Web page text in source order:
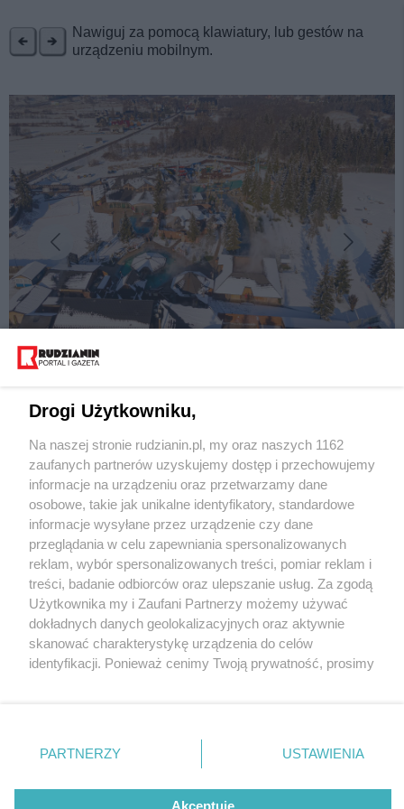
Nawiguj za pomocą klawiatury, lub gestów na
urządzeniu mobilnym.
4 / 5
Gorący Potok
Wydawca mediów
Nie zapomnij
zapoznać się z:
polityką prywatności regulamin korzystania z portali
Twojemiasto
Piekary Śląskie
Chorzów
Tarnowskie Góry
Gliwice
Skontakuj sięz nami
Kontakt
Wydawca
Redakcja
Drogi Użytkowniku,
Na naszej stronie rudzianin.pl, my oraz naszych 1162
zaufanych partnerów uzyskujemy dostęp i przechowujemy
informacje na urządzeniu oraz przetwarzamy dane
osobowe, takie jak unikalne identyfikatory, standardowe
informacje wysyłane przez urządzenie czy dane
przeglądania w celu zapewniania spersonalizowanych
reklam, wybór spersonalizowanych treści, pomiar reklam i
treści, badanie odbiorców oraz ulepszanie usług. Za zgodą
Użytkownika my i Zaufani Partnerzy możemy używać
dokładnych danych geolokalizacyjnych oraz aktywnie
skanować charakterystykę urządzenia do celów
identyfikacji. Ponieważ cenimy Twoją prywatność, prosimy
prywatności znajdujący się w lewym dolnym rogu strony
. Niektóre rodzaje przetwarzania danych nie wymagają
zgody użytkownika, ale masz prawo sprzeciwić się
takiemu przetwarzaniu. Preferencje będą miały
PARTNERZY USTAWIENIA
Akceptuję